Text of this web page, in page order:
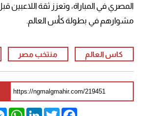
المصري في المباراة، وتعزز ثقة اللاعبين
مشوارهم في بطولة كأس العالم.
كاس العالم منتخب مصر
LinkedInTwitter
Facebook